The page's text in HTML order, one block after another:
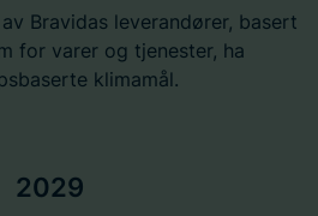
Bravidas leverandører, basert
for varer og tjenester, ha
klimamål.
2029